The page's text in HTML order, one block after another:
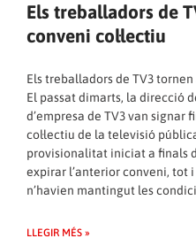
Els treballadors de
conveni col·lectiu
Els treballadors de TV3
El passat dimarts, la direcció
d’empresa de TV3 van signar
col·lectiu de la televisió
provisionalitat iniciat a finals
expirar l’anterior conveni, tot
n’havien mantingut les
LLEGIR MÉS »